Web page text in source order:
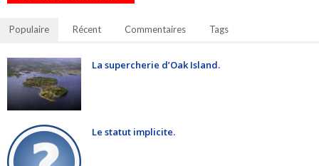
Populaire Récent Commentaires Tags
La supercherie d’Oak Island.
Le statut implicite.